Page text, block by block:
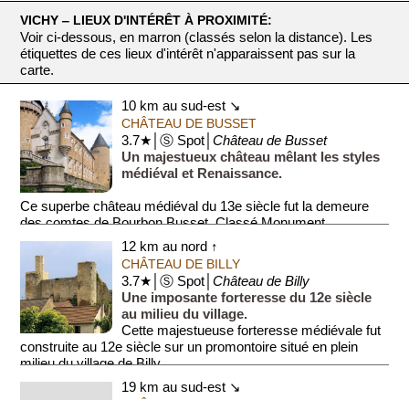
VICHY ‒ LIEUX D'INTÉRÊT À PROXIMITÉ:
Voir ci-dessous, en marron (classés selon la distance). Les
étiquettes de ces lieux d'intérêt n'apparaissent pas sur la
carte.
10 km au sud-est ↘
CHÂTEAU DE BUSSET
3.7★│Ⓢ Spot│Château de Busset
Un majestueux château mêlant les styles
médiéval et Renaissance.
Ce superbe château médiéval du 13e siècle fut la demeure
des comtes de Bourbon Busset. Classé Monument
Historique, l'imposant...12 km au nord ↑
CHÂTEAU DE BILLY
3.7★│Ⓢ Spot│Château de Billy
Une imposante forteresse du 12e siècle
au milieu du village.
Cette majestueuse forteresse médiévale fut
construite au 12e siècle sur un promontoire situé en plein
milieu du village de Billy.
19 km au sud-est ↘